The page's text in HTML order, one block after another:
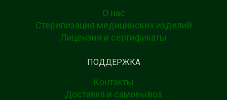
О нас
Стерилизация медицинских изделий
Лицензия и сертификаты
ПОДДЕРЖКА
Контакты
Доставка и самовывоз